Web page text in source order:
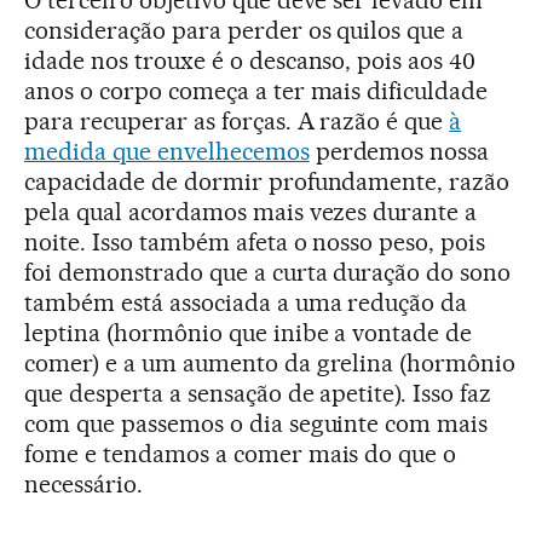
consideração para perder os quilos que a
idade nos trouxe é o descanso, pois aos 40
anos o corpo começa a ter mais dificuldade
para recuperar as forças. A razão é que à
medida que envelhecemosperdemos nossa
capacidade de dormir profundamente, razão
pela qual acordamos mais vezes durante a
noite. Isso também afeta o nosso peso, pois
foi demonstrado que a curta duração do sono
também está associada a uma redução da
leptina (hormônio que inibe a vontade de
comer) e a um aumento da grelina (hormônio
que desperta a sensação de apetite). Isso faz
com que passemos o dia seguinte com mais
fome e tendamos a comer mais do que o
necessário.